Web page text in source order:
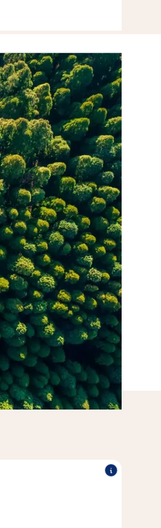
an dich und dein Tier,
werden.